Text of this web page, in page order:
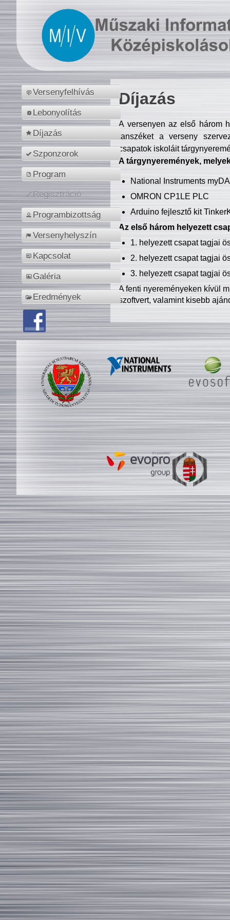
Versenyfelhívás
Lebonyolítás
Díjazás
Szponzorok
Program
Regisztráció
Programbizottság
Versenyhelyszín
Kapcsolat
Galéria
Eredmények
Díjazás
A versenyen az első három
tanszéket a verseny
csapatok iskoláit
A tárgynyeremények,
National Instruments
OMRON CP1LE PLC
Arduino fejlesztő kit
Az első három helyezett
1. helyezett csapat tagjai
2. helyezett csapat tagjai
3. helyezett csapat tagjai
A fenti nyereményeken kívül
szoftvert, valamint kisebb